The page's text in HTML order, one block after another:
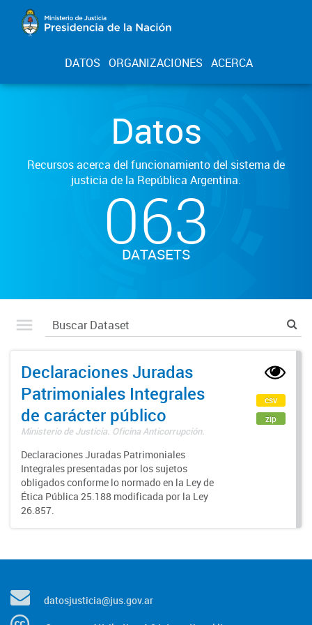
DATOS ORGANIZACIONES ACERCA
Datos
Recursos acerca del funcionamiento del sistema de
justicia de la República Argentina.
063
DATASETS
Declaraciones Juradas
Patrimoniales Integrales
de carácter público
Ministerio de Justicia. Oficina Anticorrupción.
Declaraciones Juradas Patrimoniales
Integrales presentadas por los sujetos
obligados conforme lo normado en la Ley de
Ética Pública 25.188 modificada por la Ley
26.857.
csv
zip
datosjusticia@jus.gov.ar